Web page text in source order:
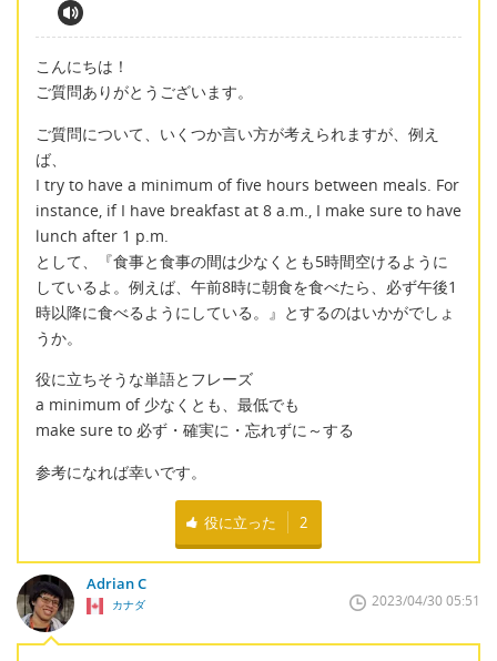
こんにちは！
ご質問ありがとうございます。
ご質問について、いくつか言い方が考えられますが、例え
ば、
I try to have a minimum of five hours between meals. For
instance, if I have breakfast at 8 a.m., I make sure to have
lunch after 1 p.m.
として、『食事と食事の間は少なくとも5時間空けるように
しているよ。例えば、午前8時に朝食を食べたら、必ず午後1
時以降に食べるようにしている。』とするのはいかがでしょ
うか。
役に立ちそうな単語とフレーズ
a minimum of 少なくとも、最低でも
make sure to 必ず・確実に・忘れずに～する
参考になれば幸いです。
役に立った 2
Adrian C
カナダ 2023/04/30 05:51